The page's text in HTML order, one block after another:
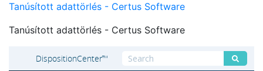
Tanúsított adattörlés - Certus Software
Tanúsított adattörlés - Certus Software